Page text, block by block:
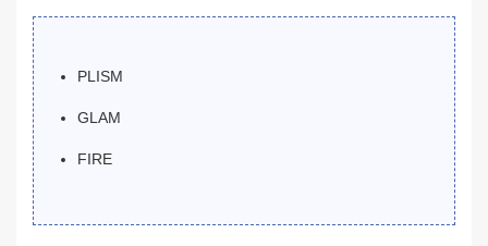
PLISM
GLAM
FIRE